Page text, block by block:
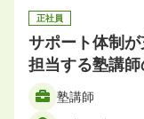
正社員
サポート体制
担当する塾講
塾講師